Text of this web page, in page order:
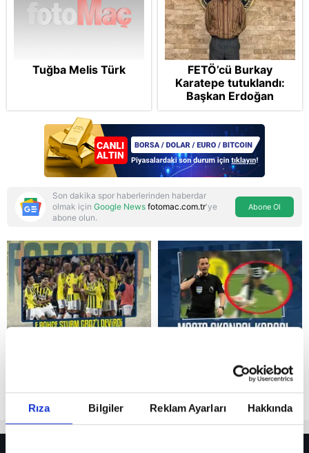
Rıza Bilgiler Reklam Ayarları Hakkında
Reddet
Tuğba Melis Türk
FETÖ’cü Burkay
Karatepe tutuklandı:
Başkan Erdoğan
şikayetçi oldu! 5 suçtan
dava talebi
Son dakika spor haberlerinden haberdar
olmak için Google News fotomac.com.tr'ye
abone olun.
Abone Ol